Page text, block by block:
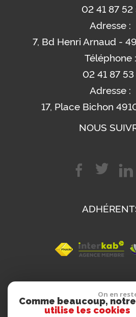
02 41 87 52
Adresse :
7, Bd Henri Arnaud -
Téléphone :
02 41 87 53
Adresse :
17, Place Bichon
NOUS
SE On en
Comme beaucoup,
utilise les cookies